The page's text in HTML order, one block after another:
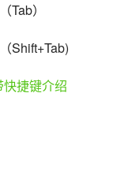
Tab）
Shift+Tab)